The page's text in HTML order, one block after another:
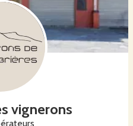
vignerons